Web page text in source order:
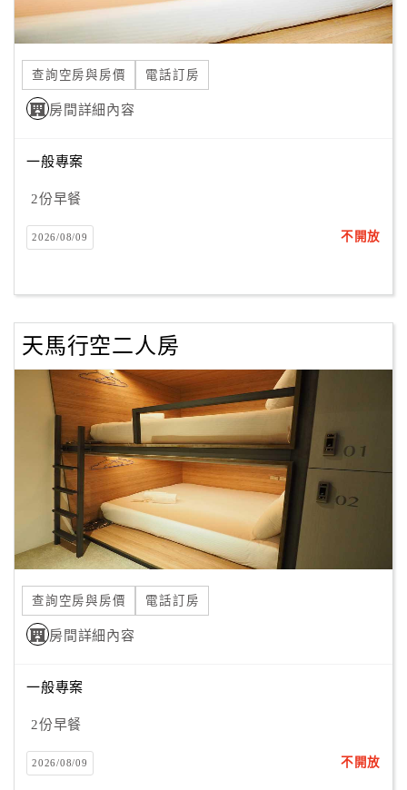
合
作
提
案
合
商
合
作
品
傳
查詢空房與房價 電話訂房
房間詳細內容
一般專案
2份早餐
2026/08/09 不開放
天馬行空二人房
查詢空房與房價 電話訂房
房間詳細內容
一般專案
2份早餐
2026/08/09 不開放